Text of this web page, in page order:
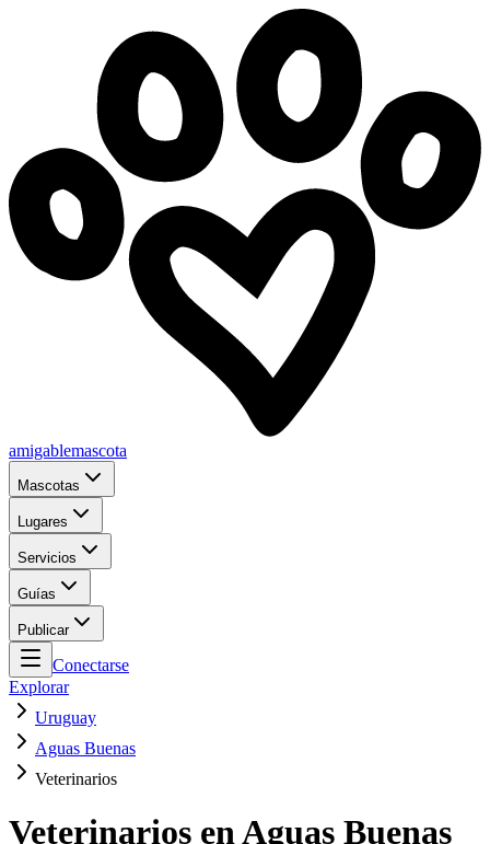
amigablemascota
Mascotas
Lugares
Servicios
Guías
Publicar
Conectarse
Explorar
Uruguay
Aguas Buenas
Veterinarios
Veterinarios en Aguas Buenas